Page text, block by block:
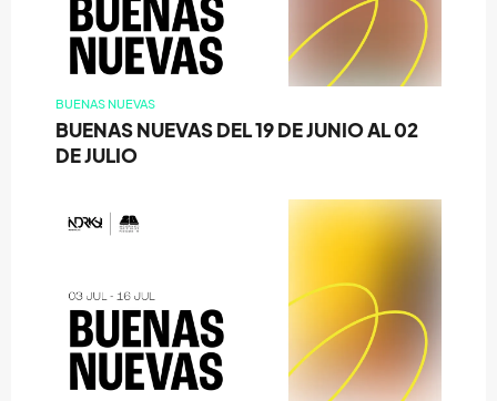
BUENAS NUEVAS
BUENAS NUEVAS DEL 19 DE JUNIO AL 02
DE JULIO